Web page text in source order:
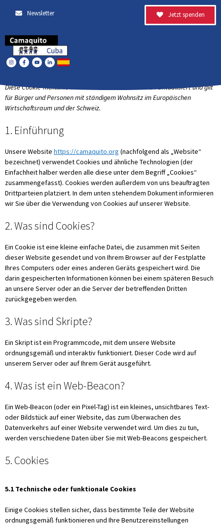
Newsletter Jetzt spenden
Diese Cookie-Richtlinie wurde zuletzt am 19. Mai 2024 aktualisiert und gilt
für Bürger und Personen mit ständigem Wohnsitz im Europäischen
Wirtschaftsraum und der Schweiz.
1. Einführung
Unsere Website https://camaquito.org (nachfolgend als „Website“
bezeichnet) verwendet Cookies und ähnliche Technologien (der
Einfachheit halber werden alle diese unter dem Begriff „Cookies“
zusammengefasst). Cookies werden außerdem von uns beauftragten
Drittparteien platziert. In dem unten stehendem Dokument informieren
wir Sie über die Verwendung von Cookies auf unserer Website.
2. Was sind Cookies?
Ein Cookie ist eine kleine einfache Datei, die zusammen mit Seiten
dieser Website gesendet und von Ihrem Browser auf der Festplatte
Ihres Computers oder eines anderen Geräts gespeichert wird. Die
darin gespeicherten Informationen können bei einem späteren Besuch
an unsere Server oder an die Server der betreffenden Dritten
zurückgegeben werden.
3. Was sind Skripte?
Ein Skript ist ein Programmcode, mit dem unsere Website
ordnungsgemäß und interaktiv funktioniert. Dieser Code wird auf
unserem Server oder auf Ihrem Gerät ausgeführt.
4. Was ist ein Web-Beacon?
Ein Web-Beacon (oder ein Pixel-Tag) ist ein kleines, unsichtbares Text-
oder Bildstück auf einer Website, das zum Überwachen des
Datenverkehrs auf einer Website verwendet wird. Um dies zu tun,
werden verschiedene Daten über Sie mit Web-Beacons gespeichert.
5. Cookies
5.1 Technische oder funktionale Cookies
Einige Cookies stellen sicher, dass bestimmte Teile der Website
ordnungsgemäß funktionieren und Ihre Benutzereinstellungen